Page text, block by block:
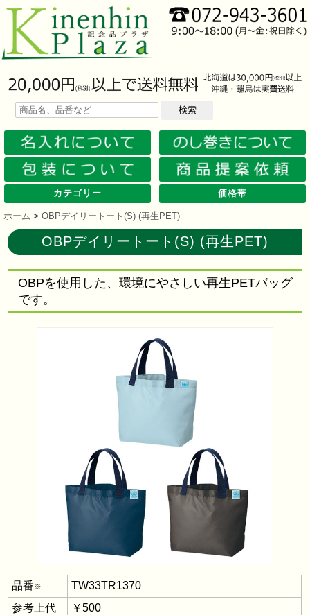
検索
カテゴリー
文房具
メモ・ふせん
ノート・ノートカバー
ファイル・ホルダー
収納ケース・ペンケース
カード・パス・名刺ケース
印鑑・スタンプ
マグネット
電卓
キーホルダー
ルーペ
デスク周りグッズ
その他
筆記具 単色ボールペン
多色・多機能ペン
国内メーカー筆記具
高級筆記具
マーカー・色鉛筆・クレヨン
シャープペン
万年筆
その他
防災グッズ ライト
電池不要！防災用品
ラジオ
ブランケット・シート
携帯充電可能グッズ
非常食
防災セット
その他
防犯グッズ
インテリア フォトフレーム
アロマディフューザー
ライト・キャンドル
インテリア小物
クッション・チェア
キッチン 水回り
スチーマー・鍋
調理用品
保存用品
キッチン家電
タイマー
はかり・スケール
その他
時計 置時計・目覚し時計
壁掛時計
多機能時計
電波時計
腕時計・ストップウォッチ
その他
バッグ・財布 トートバッグ
ポーチ・巾着
エコバッグ
保温冷バッグ
レジカゴバッグ
財布
同柄シリーズ
その他
ファンシー雑貨 玩具
アニマルキャラクター
スイーツモチーフ
アクセサリー
お守・縁起物
その他
レジャー・ガーデニング 保温冷バッグ・ケース
水筒・ボトル・タンブラー
ランチボックス
シート・クッション・チェアー
ドライブ・トラベル
ライト・ツール
ガーデニング用品
夏グッズ
その他
家庭用品 紙製品
掃除用品
洗濯用品
生活家電
便利グッズ
セット商品・ギフト商品
メディカル用品
うちわ・扇子
カイロ・湯たんぽ
その他
テーブルウェア 陶磁器
カップ・湯呑
ガラス製品
おはし類・カトラリー
タンブラー
その他
繊維製品 タオル
クロス・クリーナー
ブランケット
マフラー・スカーフ
衣類
その他
美容グッズ コスメグッズ
ミラー
ネイルケア
バスグッズ
その他
健康グッズ 体脂肪対策
マッサージ・リラックス
温湿度管理
歩数計
その他
傘・雨具 長傘
折りたたみ傘
晴雨兼用傘
レインコート・ポンチョ
その他
食品 お菓子類
ラーメン
うどん・そば
そうめん
麺類その他
お米・餅
調味料
飲み物
非常食
プチギフト
その他
カレンダー
スマホ・タブレット・PC関連 バッテリー&充電器
タッチペン
クリーナー
PC関連グッズ
スマホ関連グッズ
キャラクターグッズ 文房具
バッグ・財布
レジャー用品
テーブルウェア
繊維製品
その他
イベントツールキット 〜30人用
〜50人用
100人用〜
その他
価格帯
100円以下
101円～150円
151円～200円
201円～300円
301円～400円
401円～500円
501円～600円
601円～800円
801円～1000円
1001円～1500円
1501円～2000円
2001円～3000円
3001円～5000円
5001円以上
ホーム > OBPデイリートート(S) (再生PET)
OBPデイリートート(S) (再生PET)
OBPを使用した、環境にやさしい再生PETバッグ
です。
品番※
TW33TR1370
参考上代
￥500